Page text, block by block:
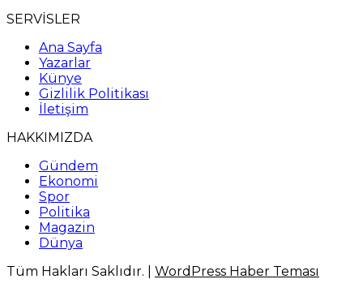
SERVİSLER
Ana Sayfa
Yazarlar
Künye
Gizlilik Politikası
İletişim
HAKKIMIZDA
Gündem
Ekonomi
Spor
Politika
Magazin
Dünya
Tüm Hakları Saklıdır. | WordPress Haber Teması